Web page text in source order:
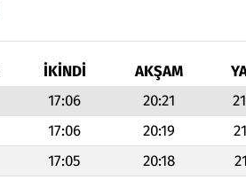
İKINDI AKŞAM
17:06 20:21
17:06 20:19
17:05 20:18